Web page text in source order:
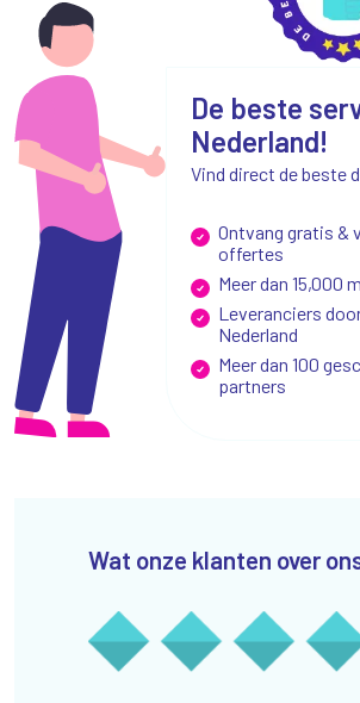
De beste
Nederland!
Vind direct de beste
Ontvang gratis &
offertes
Meer dan 15,000
Leveranciers
Nederland
Meer dan 100
partners
Wat onze klanten over